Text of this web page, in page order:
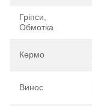
Гріпси,
Обмотка
Кермо
Винос